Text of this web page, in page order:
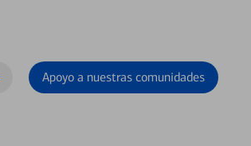
Apoyo a nuestras comunidades